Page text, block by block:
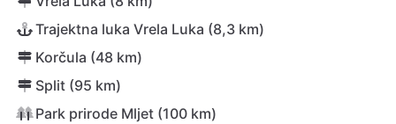
Trajektna luka Vrela Luka (8,3 km)
Korčula (48 km)
Split (95 km)
Park prirode Mljet (100 km)